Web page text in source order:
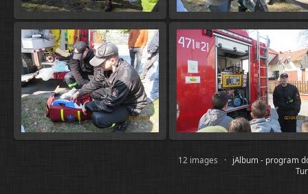
12 images · jAlbum - program